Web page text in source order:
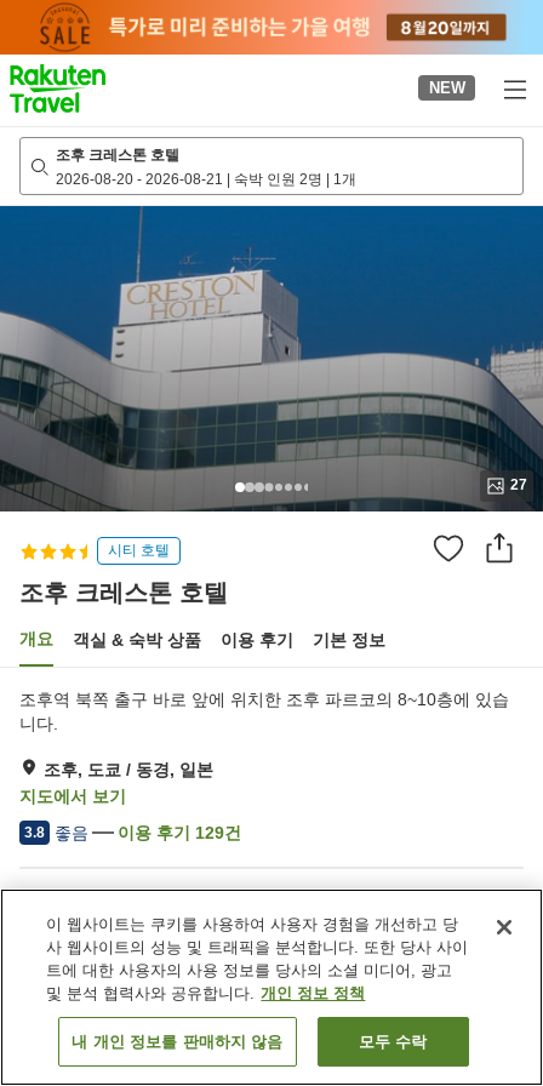
page
NEW
조후 크레스톤 호텔
2026-08-20 - 2026-08-21 | 숙박 인원 2명 | 1개
27
시티 호텔
조후 크레스톤 호텔
개요 객실 & 숙박 상품 이용 후기 기본 정보
조후역 북쪽 출구 바로 앞에 위치한 조후 파르코의 8~10층에 있습
니다.
조후, 도쿄 / 동경, 일본
지도에서 보기
3.8 좋음 이용 후기 129건
택배
드라이클리닝
모닝콜 서비스
회의실
객실 보기
이 웹사이트는 쿠키를 사용하여 사용자 경험을 개선하고 당
사 웹사이트의 성능 및 트래픽을 분석합니다. 또한 당사 사이
트에 대한 사용자의 사용 정보를 당사의 소셜 미디어, 광고
및 분석 협력사와 공유합니다. 개인 정보 정책
내 개인 정보를 판매하지 않음 모두 수락